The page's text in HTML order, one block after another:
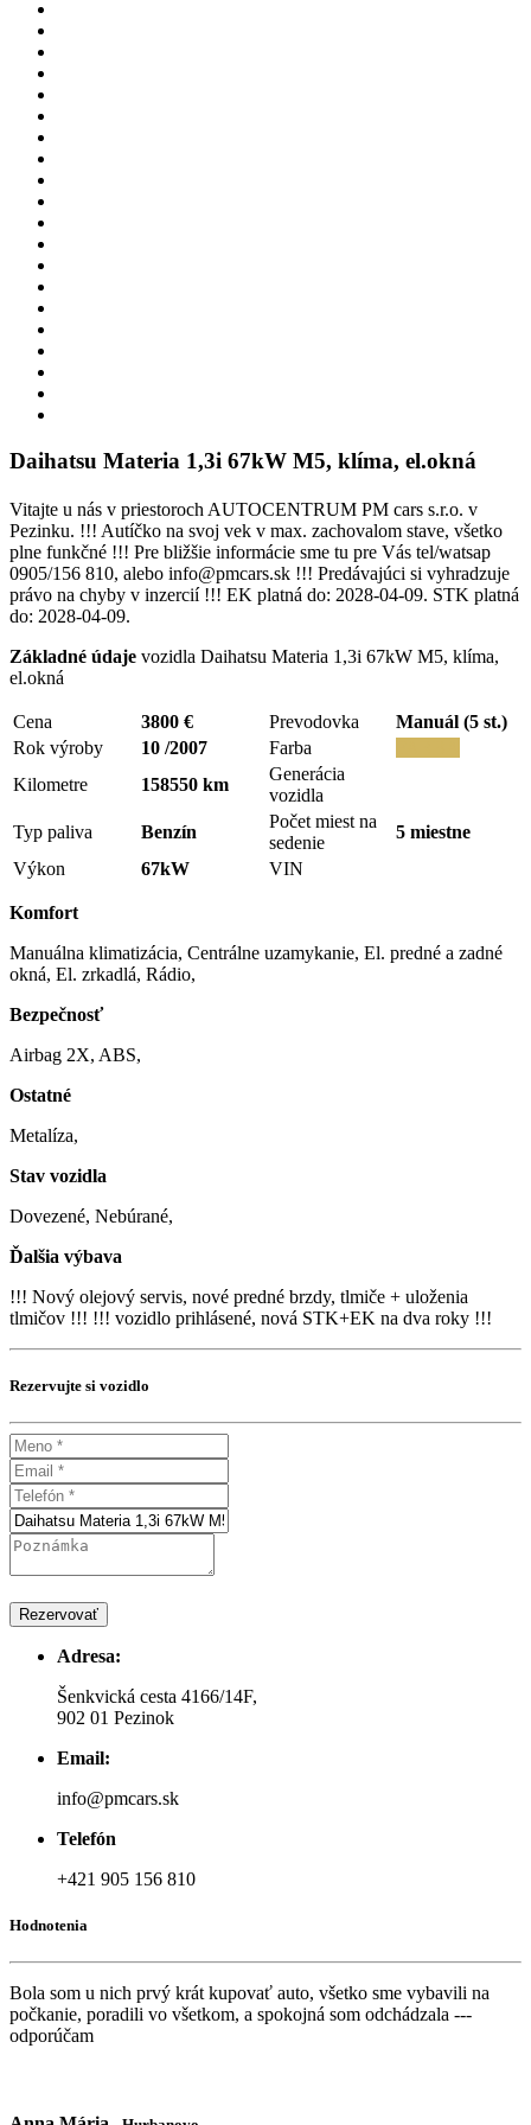
Daihatsu Materia 1,3i 67kW M5, klíma, el.okná
Vitajte u nás v priestoroch AUTOCENTRUM PM cars s.r.o. v
Pezinku. !!! Autíčko na svoj vek v max. zachovalom stave, všetko
plne funkčné !!! Pre bližšie informácie sme tu pre Vás tel/watsap
0905/156 810, alebo info@pmcars.sk !!! Predávajúci si vyhradzuje
právo na chyby v inzercií !!! EK platná do: 2028-04-09. STK platná
do: 2028-04-09.
Základné údaje vozidla Daihatsu Materia 1,3i 67kW M5, klíma,
el.okná
Cena 3800 € Prevodovka
Manuál (5 st.)
Rok výroby
10 /2007 Farba
Kilometre
158550 km
Generácia
vozidla
Typ paliva
Benzín
Počet miest na
sedenie
5 miestne
Výkon
67kW VIN
Komfort
Manuálna klimatizácia, Centrálne uzamykanie, El. predné a zadné
okná, El. zrkadlá, Rádio,
Bezpečnosť
Airbag 2X, ABS,
Ostatné
Metalíza,
Stav vozidla
Dovezené, Nebúrané,
Ďalšia výbava
!!! Nový olejový servis, nové predné brzdy, tlmiče + uloženia
tlmičov !!! !!! vozidlo prihlásené, nová STK+EK na dva roky !!!
Rezervujte si vozidlo
Rezervovať
Adresa:
Šenkvická cesta 4166/14F,
902 01 Pezinok
Email:
info@pmcars.sk
Telefón
+421 905 156 810
Hodnotenia
Bola som u nich prvý krát kupovať auto, všetko sme vybavili na
počkanie, poradili vo všetkom, a spokojná som odchádzala ---
odporúčam